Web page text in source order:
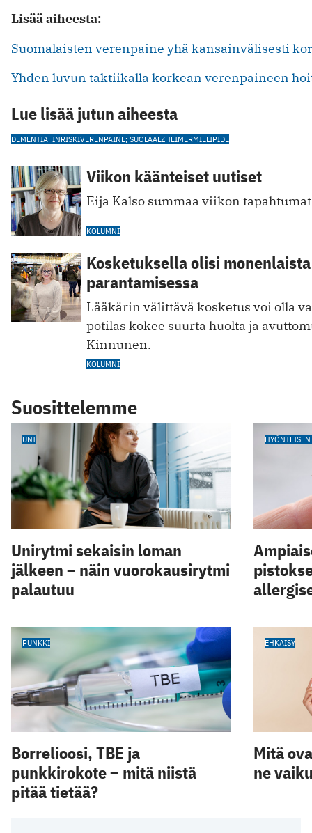
Lisää aiheesta:
Suomalaisten verenpaine yhä kansainvälisesti
Yhden luvun taktiikalla korkean verenpaineen
Lue lisää jutun aiheesta
DEMENTIAFINRISKIVERENPAINE; SUOLAALZHEIMERMIELIPIDE
Viikon käänteiset uutiset
Eija Kalso summaa viikon
KOLUMNI
Kosketuksella olisi
parantamisessa
Lääkärin välittävä kosketus voi olla
potilas kokee suurta huolta ja
Kinnunen.
KOLUMNI
Suosittelemme
UNI
Unirytmi sekaisin loman
jälkeen – näin vuorokausirytmi
palautuu
PUNKKI
Borrelioosi, TBE ja
punkkirokote – mitä niistä
pitää tietää?
EHKÄISY
Mitä
ne